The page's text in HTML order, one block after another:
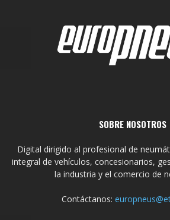
SOBRE NOSOTROS
Digital dirigido al profesional de
integral de vehículos, concesionarios,
la industria y el comercio de
Contáctanos: